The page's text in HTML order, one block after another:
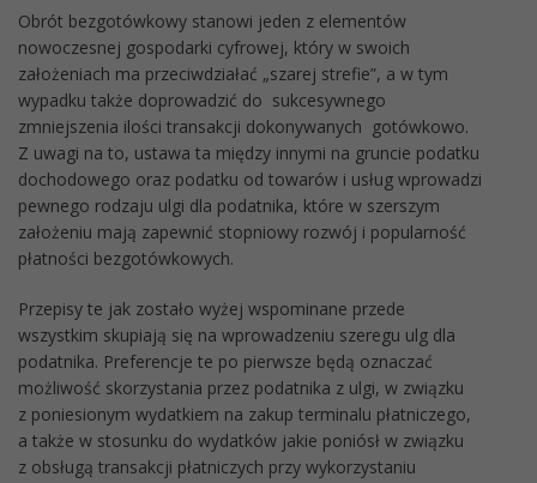
Obrót bezgotówkowy stanowi jeden z elementów
nowoczesnej gospodarki cyfrowej, który w swoich
założeniach ma przeciwdziałać „szarej strefie”, a w tym
wypadku także doprowadzić do sukcesywnego
zmniejszenia ilości transakcji dokonywanych gotówkowo.
Z uwagi na to, ustawa ta między innymi na gruncie podatku
dochodowego oraz podatku od towarów i usług wprowadzi
pewnego rodzaju ulgi dla podatnika, które w szerszym
założeniu mają zapewnić stopniowy rozwój i popularność
płatności bezgotówkowych.
Przepisy te jak zostało wyżej wspominane przede
wszystkim skupiają się na wprowadzeniu szeregu ulg dla
podatnika. Preferencje te po pierwsze będą oznaczać
możliwość skorzystania przez podatnika z ulgi, w związku
z poniesionym wydatkiem na zakup terminalu płatniczego,
a także w stosunku do wydatków jakie poniósł w związku
z obsługą transakcji płatniczych przy wykorzystaniu